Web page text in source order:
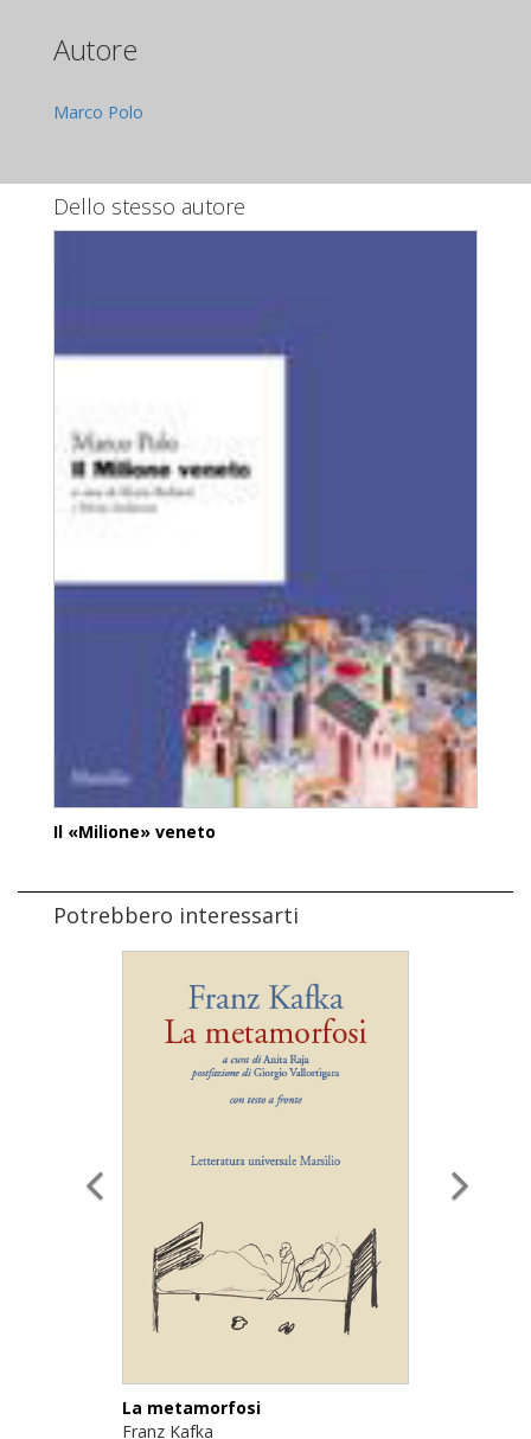
Autore
Marco Polo
Dello stesso autore
Il «Milione» veneto
Potrebbero interessarti
La metamorfosi
Franz Kafka